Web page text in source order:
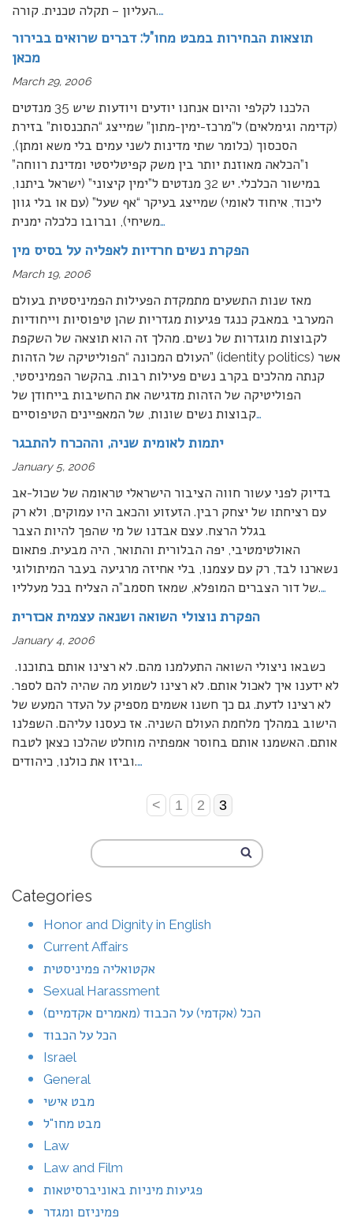
העליון – תקלה טכנית. קורה.…
תוצאות הבחירות במבט מחו”ל: דברים שרואים בבירור
מכאן
March 29, 2006
הלכנו לקלפי והיום אנחנו יודעים ויודעות שיש 35 מנדטים
(קדימה וגימלאים) ל”מרכז-ימין-מתון” שמייצג “התכנסות” בזירת
הסכסוך (כלומר שתי מדינות לשני עמים בלי משא ומתן),
ו”הכלאה מאוזנת יותר בין משק קפיטליסטי ומדינת רווחה”
במישור הכלכלי. יש 32 מנדטים ל”ימין קיצוני” (ישראל ביתנו,
ליכוד, איחוד לאומי) שמייצג בעיקר “אף שעל” (עם או בלי גוון
משיחי), וברובו כלכלה ימנית…
הפקרת נשים חרדיות לאפליה על בסיס מין
March 19, 2006
מאז שנות התשעים מתמקדת הפעילות הפמיניסטית בעולם
המערבי במאבק כנגד פגיעות מגדריות שהן טיפוסיות וייחודיות
לקבוצות מוגדרות של נשים. מהלך זה הוא תוצאה של השקפת
העולם המכונה “הפוליטיקה של הזהות” (identity politics) אשר
קנתה מהלכים בקרב נשים פעילות רבות. בהקשר הפמיניסטי,
הפוליטיקה של הזהות מדגישה את החשיבות בייחודן של
קבוצות נשים שונות, של המאפיינים הטיפוסיים…
יתמות לאומית שניה, וההכרח להתבגר
January 5, 2006
בדיוק לפני עשור חווה הציבור הישראלי טראומה של שכול-אב
עם רציחתו של יצחק רבין. הזעזוע והכאב היו עמוקים, ולא רק
בגלל הרצח. עצם אבדנו של מי שהפך להיות הצבר
האולטימטיבי, יפה הבלורית והתואר, היה מבעית. פתאום
נשארנו לבד, רק עם עצמנו, בלי אחיזה מרגיעה בעבר המיתולוגי
של דור הצברים המופלא, שמאז חסמב”ה הצליח בכל מעלליו.…
הפקרת נוצולי השואה ושנאה עצמית אכזרית
January 4, 2006
לא ידענו איך לאכול אותם. לא רצינו לשמוע מה שהיה להם לספר.
לא רצינו לדעת. גם כך חשנו אשמים מספיק על העדר המעש של
הישוב במהלך מלחמת העולם השניה. אז כעסנו עליהם. השפלנו
אותם. האשמנו אותם בחוסר אמפתיה מוחלט שהלכו כצאן לטבח
וביזו את כולנו, כיהודים.…
< 1 2 3
Categories
Honor and Dignity in English
Current Affairs
אקטואליה פמיניסטית
Sexual Harassment
הכל (אקדמי) על הכבוד (מאמרים אקדמיים)
הכל על הכבוד
Israel
General
מבט אישי
מבט מחו"ל
Law
Law and Film
פגיעות מיניות באוניברסיטאות
פמיניזם ומגדר